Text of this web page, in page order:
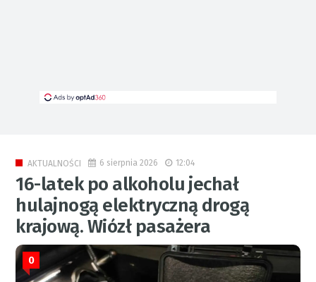
AKTUALNOŚCI 6 sierpnia 2026 12:04
16-latek po alkoholu jechał
hulajnogą elektryczną drogą
krajową. Wiózł pasażera
0